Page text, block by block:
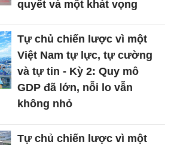
quyết và một khát vọng
Tự chủ chiến lược vì một
Việt Nam tự lực, tự cường
và tự tin - Kỳ 2: Quy mô
GDP đã lớn, nỗi lo vẫn
không nhỏ
Tự chủ chiến lược vì một